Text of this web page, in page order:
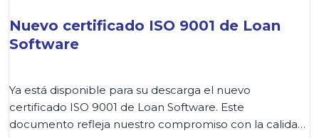
Nuevo certificado ISO 9001 de Loan
Software
Ya está disponible para su descarga el nuevo
certificado ISO 9001 de Loan Software. Este
documento refleja nuestro compromiso con la calidad